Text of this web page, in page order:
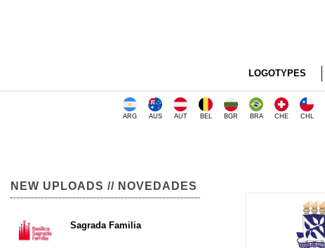
LOGOTYPES
ARG AUS AUT BEL BGR BRA CHE CHL
NEW UPLOADS // NOVEDADES
Sagrada Familia